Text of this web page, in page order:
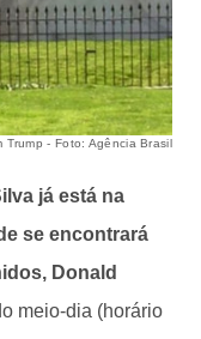
- Foto: Agência Brasil
já está na
se encontrará
Donald
meio-dia (horário